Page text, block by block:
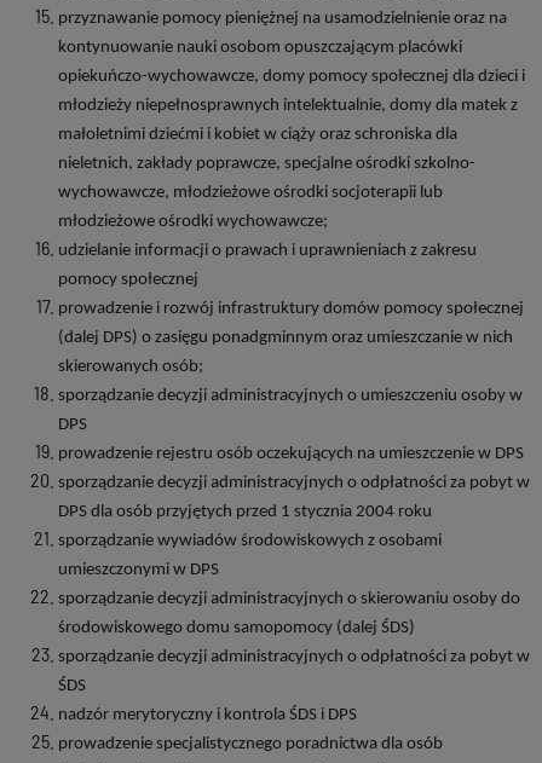
przyznawanie pomocy pieniężnej na usamodzielnienie oraz na
kontynuowanie nauki osobom opuszczającym placówki
opiekuńczo-wychowawcze, domy pomocy społecznej dla dzieci i
młodzieży niepełnosprawnych intelektualnie, domy dla matek z
małoletnimi dziećmi i kobiet w ciąży oraz schroniska dla
nieletnich, zakłady poprawcze, specjalne ośrodki szkolno-
wychowawcze, młodzieżowe ośrodki socjoterapii lub
młodzieżowe ośrodki wychowawcze;
udzielanie informacji o prawach i uprawnieniach z zakresu
pomocy społecznej
prowadzenie i rozwój infrastruktury domów pomocy społecznej
(dalej DPS) o zasięgu ponadgminnym oraz umieszczanie w nich
skierowanych osób;
sporządzanie decyzji administracyjnych o umieszczeniu osoby w
DPS
prowadzenie rejestru osób oczekujących na umieszczenie w DPS
sporządzanie decyzji administracyjnych o odpłatności za pobyt w
DPS dla osób przyjętych przed 1 stycznia 2004 roku
sporządzanie wywiadów środowiskowych z osobami
umieszczonymi w DPS
sporządzanie decyzji administracyjnych o skierowaniu osoby do
środowiskowego domu samopomocy (dalej ŚDS)
sporządzanie decyzji administracyjnych o odpłatności za pobyt w
ŚDS
nadzór merytoryczny i kontrola ŚDS i DPS
prowadzenie specjalistycznego poradnictwa dla osób